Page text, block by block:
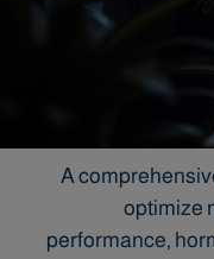
A
optimize
performance,